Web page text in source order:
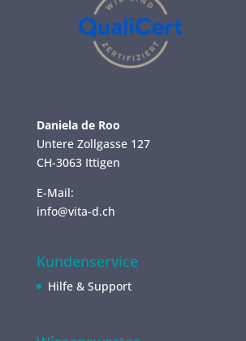
Daniela de Roo
Untere Zollgasse 127
CH-3063 Ittigen
E-Mail:
info@vita-d.ch
Kundenservice
Hilfe & Support